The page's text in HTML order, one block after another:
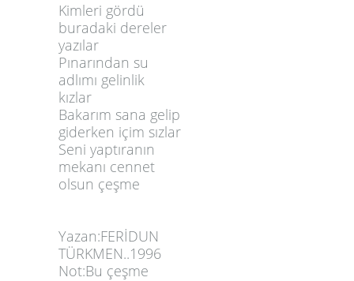
Kimleri gördü
buradaki dereler
yazılar
Pınarından su
adlımı gelinlik
kızlar
Bakarım sana gelip
giderken içim sızlar
Seni yaptıranın
mekanı cennet
olsun çeşme
Yazan:FERİDUN
TÜRKMEN..1996
Not:Bu çeşme